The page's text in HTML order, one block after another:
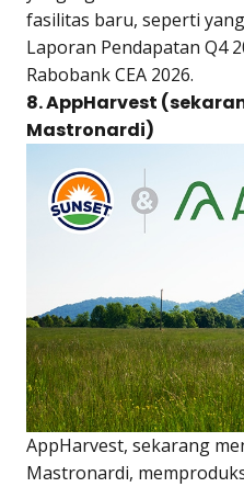
fasilitas baru, seperti
Laporan Pendapatan Q4
Rabobank CEA 2026.
8. AppHarvest
Mastronardi)
AppHarvest, sekarang
Mastronardi,